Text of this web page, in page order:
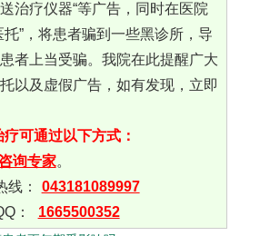
治疗仪器“等广告，同时在医院
托”，将患者骗到一些黑诊所，导
者上当受骗。我院在此提醒广大
以及虚假广告，如有发现，立即
可通过以下方式：
询专家。
线：
043181089997
：
1665500352